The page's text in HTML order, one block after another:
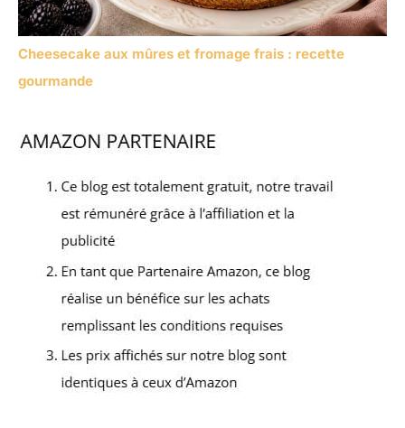
Cheesecake aux mûres et fromage frais : recette
gourmande